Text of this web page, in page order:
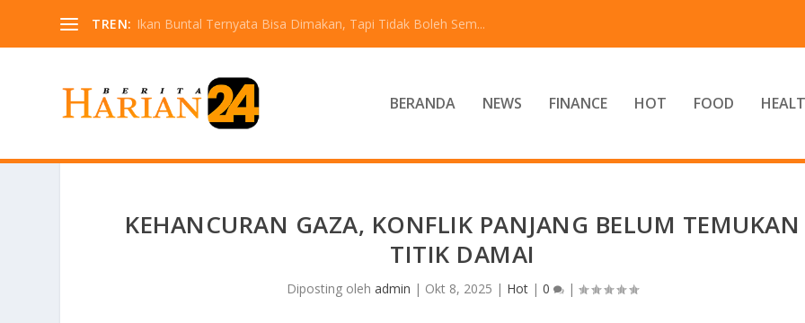
TREN: Ikan Buntal Ternyata Bisa Dimakan, Tapi Tidak Boleh Sem...
BERANDA NEWS FINANCE HOT FOOD
KEHANCURAN GAZA, KONFLIK PANJANG BELUM TEMUKAN
TITIK DAMAI
Diposting olehadmin | Okt 8, 2025 | Hot |0 |